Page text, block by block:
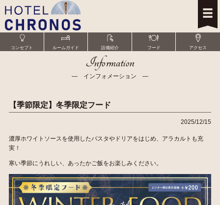
コンセプト ルームガイド 設備紹介 フード アクセス
Information
― インフォメーション ―
【季節限定】冬季限定フード
2025/12/15
濃厚ホワイトソースを使用したパスタやドリアをはじめ、アラカルトも充
実！
寒い季節にうれしい、あったかご飯をお楽しみください。